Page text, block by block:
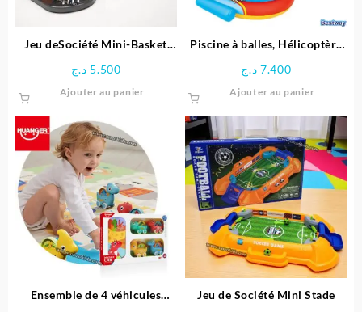
Jeu deSociété Mini-Basket
5.500 د.ج
Ajouter au panier
Piscine à balles, Hélicoptère
balles – Bestway
7.400 د.ج
Ajouter au panier
Ensemble de 4 véhicules
Jeu de Société Mini Stade